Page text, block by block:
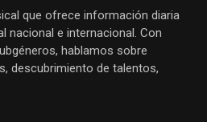
que ofrece información diaria
nacional e internacional. Con
hablamos sobre
descubrimiento de talentos,